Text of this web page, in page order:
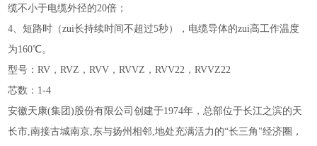
缆不小于电缆外径的20倍；
4、短路时（zui长持续时间不超过5秒），电缆导体的zui高工作温度
为160℃。
型号：RV，RVZ，RVV，RVVZ，RVV22，RVVZ22
芯数：1-4
安徽天康(集团)股份有限公司创建于1974年，总部位于长江之滨的天
长市,南接古城南京,东与扬州相邻,地处充满活力的“长三角"经济圈，